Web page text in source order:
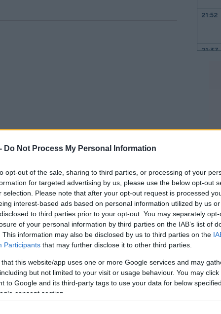
Do Not Process My Personal Information
opt-out of the sale, sharing to third parties, or processing of your
for targeted advertising by us, please use the below opt-out
selection. Please note that after your opt-out request is processed
interest-based ads based on personal information utilized by us
to third parties prior to your opt-out. You may separately
of your personal information by third parties on the IAB’s list of
This information may also be disclosed by us to third parties on the
Participants that may further disclose it to other third parties.
that this website/app uses one or more Google services and may
but not limited to your visit or usage behaviour. You may
to Google and its third-party tags to use your data for below
consent section.
λογαριασμό κάθε ιδιοκτήτη ή
όλων των πρόσθετων
αναδρομικά από τον Δεκέμβριο έως και
αποζημίωσηςθα είναι τα 600 ευρώ
21:52
21:37
20:41
20:38
20:33
20:20
20:12